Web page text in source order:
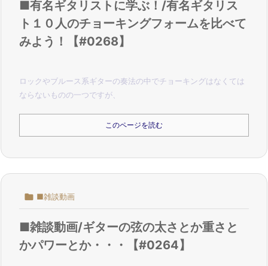
■有名ギタリストに学ぶ！/有名ギタリス
ト１０人のチョーキングフォームを比べて
みよう！【#0268】
ロックやブルース系ギターの奏法の中でチョーキングはなくては
ならないものの一つですが、
このページを読む
 ■雑談動画
■雑談動画/ギターの弦の太さとか重さと
かパワーとか・・・【#0264】